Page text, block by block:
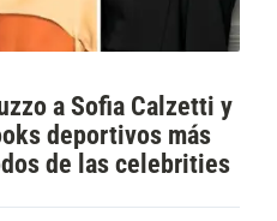
a Sofia Calzetti y
deportivos más
de las celebrities